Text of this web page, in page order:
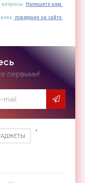
вопросы. Напишите нам.
поведения на сайте.
первыми!
,